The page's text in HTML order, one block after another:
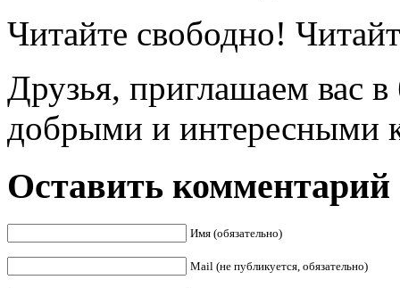
Читайте свободно!
Друзья, приглашаем вас
добрыми и интересными
Оставить комментарий
Имя (обязательно)
Mail (не публикуется, обязательно)